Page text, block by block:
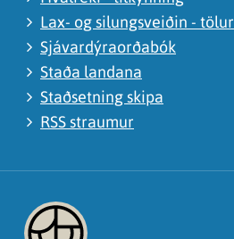
Lax- og silungsveiðin - tölur
Sjávardýraorðabók
Staða landana
Staðsetning skipa
RSS straumur